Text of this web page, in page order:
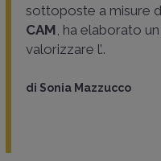
sottoposte a misure
CAM, ha elaborato
valorizzare l’..
di Sonia Mazzucco